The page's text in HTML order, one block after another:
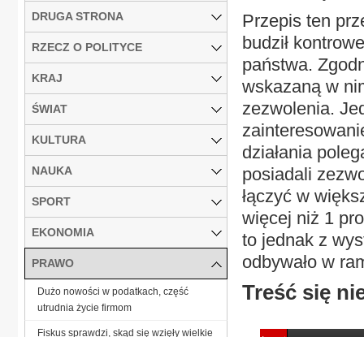
Przepis ten
budził
państwa.
wskazaną w
zezwolenia.
działania
posiadali
łączyć w
więcej niż 1
to jednak z
odbywało w
Treść się
DRUGA STRONA
RZECZ O POLITYCE
KRAJ
ŚWIAT
KULTURA
NAUKA
SPORT
EKONOMIA
PRAWO
Dużo nowości w podatkach, część
utrudnia życie firmom
Fiskus sprawdzi, skąd się wzięły wielkie